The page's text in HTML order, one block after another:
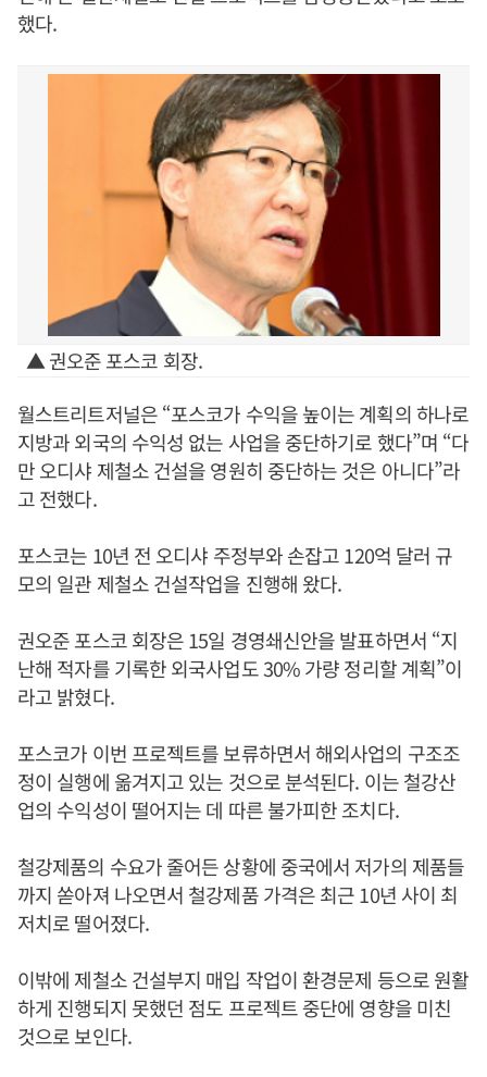
했다.
▲ 권오준 포스코 회장.
월스트리트저널은 “포스코가 수익을 높이는 계획의 하나로
지방과 외국의 수익성 없는 사업을 중단하기로 했다”며 “다
만 오디샤 제철소 건설을 영원히 중단하는 것은 아니다”라
고 전했다.
포스코는 10년 전 오디샤 주정부와 손잡고 120억 달러 규
모의 일관 제철소 건설작업을 진행해 왔다.
권오준 포스코 회장은 15일 경영쇄신안을 발표하면서 “지
난해 적자를 기록한 외국사업도 30% 가량 정리할 계획”이
라고 밝혔다.
포스코가 이번 프로젝트를 보류하면서 해외사업의 구조조
정이 실행에 옮겨지고 있는 것으로 분석된다. 이는 철강산
업의 수익성이 떨어지는 데 따른 불가피한 조치다.
철강제품의 수요가 줄어든 상황에 중국에서 저가의 제품들
까지 쏟아져 나오면서 철강제품 가격은 최근 10년 사이 최
저치로 떨어졌다.
이밖에 제철소 건설부지 매입 작업이 환경문제 등으로 원활
하게 진행되지 못했던 점도 프로젝트 중단에 영향을 미친
것으로 보인다.